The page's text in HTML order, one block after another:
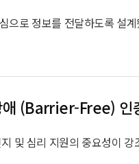
애 (Barrier-Free) 인